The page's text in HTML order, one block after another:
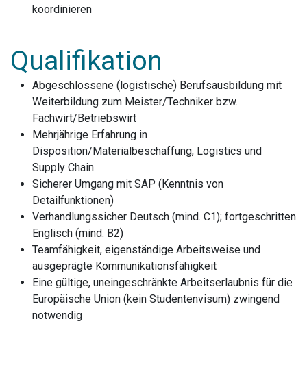
koordinieren
Qualifikation
Abgeschlossene (logistische) Berufsausbildung mit
Weiterbildung zum Meister/Techniker bzw.
Fachwirt/Betriebswirt
Mehrjährige Erfahrung in
Disposition/Materialbeschaffung, Logistics und
Supply Chain
Sicherer Umgang mit SAP (Kenntnis von
Detailfunktionen)
Verhandlungssicher Deutsch (mind. C1); fortgeschritten
Englisch (mind. B2)
Teamfähigkeit, eigenständige Arbeitsweise und
ausgeprägte Kommunikationsfähigkeit
Eine gültige, uneingeschränkte Arbeitserlaubnis für die
Europäische Union (kein Studentenvisum) zwingend
notwendig